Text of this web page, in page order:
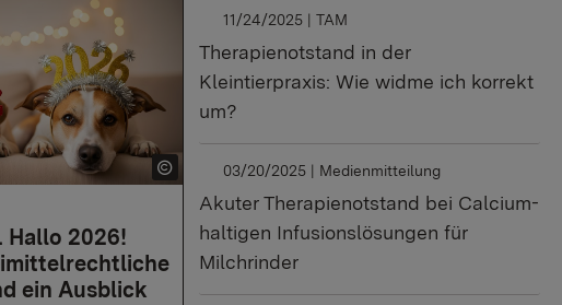
Hallo 2026!
ein Ausblick
11/24/2025 | TAM
Therapienotstand in der
Kleintierpraxis: Wie widme ich korrekt
um?
03/20/2025 | Medienmitteilung
Akuter Therapienotstand bei Calcium-
haltigen Infusionslösungen für
Milchrinder